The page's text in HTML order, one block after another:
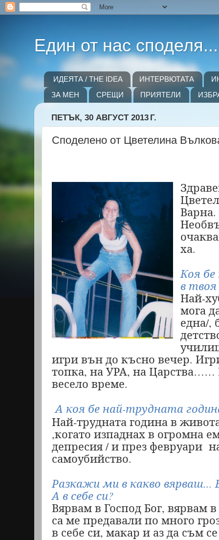
Един от нас споделя...
ИДЕЯТА / THE IDEA ИНТЕРВЮТАТА
ЗА МЕН
СРЕЩИ ПРИЯТЕЛИ
ПЕТЪК, 30 АВГУСТ 2013 Г.
Споделено от Цветелина
Варна.
ха.
Коя бе
в
Най-
мога
една/,
игри вън до късно вечер.
топка, на УРА, на Царства……
весело време.
А коя бе най-трудната
Най-трудната година в
,когато изпаднах в огромна
депресия / и през февруари
самоубийство.
Разкажи ми в какво вярваш...
А в себе си?
Вярвам в Господ Бог, вярвам
са ме предавали по много
в себе си, макар и аз да съм